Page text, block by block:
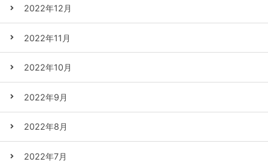
2022年12月
2022年11月
2022年10月
2022年9月
2022年8月
2022年7月